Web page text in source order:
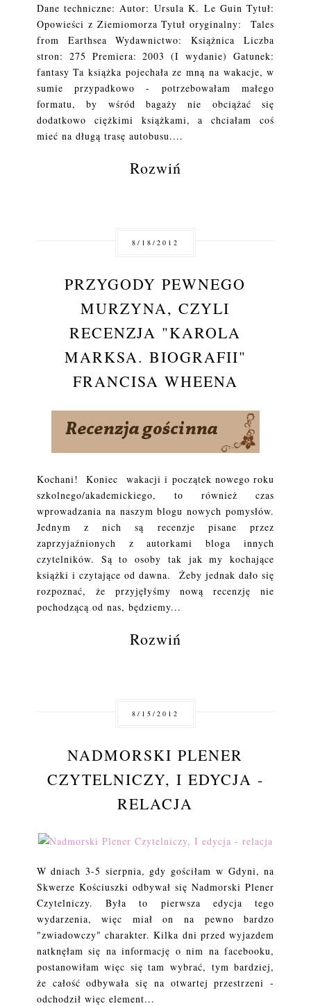
Dane techniczne: Autor: Ursula K. Le Guin Tytuł:
Opowieści z Ziemiomorza Tytuł oryginalny: Tales
from Earthsea Wydawnictwo: Książnica Liczba
stron: 275 Premiera: 2003 (I wydanie) Gatunek:
fantasy Ta książka pojechała ze mną na wakacje, w
sumie przypadkowo - potrzebowałam małego
formatu, by wśród bagaży nie obciążać się
dodatkowo ciężkimi książkami, a chciałam coś
mieć na długą trasę autobusu....
Rozwiń
8/18/2012
PRZYGODY PEWNEGO
MURZYNA, CZYLI
RECENZJA "KAROLA
MARKSA. BIOGRAFII"
FRANCISA WHEENA
Kochani! Koniec wakacji i początek nowego roku
szkolnego/akademickiego, to również czas
wprowadzania na naszym blogu nowych pomysłów.
Jednym z nich są recenzje pisane przez
zaprzyjaźnionych z autorkami bloga innych
czytelników. Są to osoby tak jak my kochające
książki i czytające od dawna. Żeby jednak dało się
rozpoznać, że przyjęłyśmy nową recenzję nie
pochodzącą od nas, będziemy...
Rozwiń
8/15/2012
NADMORSKI PLENER
CZYTELNICZY, I EDYCJA -
RELACJA
W dniach 3-5 sierpnia, gdy gościłam w Gdyni, na
Skwerze Kościuszki odbywał się Nadmorski Plener
Czytelniczy. Była to pierwsza edycja tego
wydarzenia, więc miał on na pewno bardzo
"zwiadowczy" charakter. Kilka dni przed wyjazdem
natknęłam się na informację o nim na facebooku,
postanowiłam więc się tam wybrać, tym bardziej,
że całość odbywała się na otwartej przestrzeni -
odchodził więc element...